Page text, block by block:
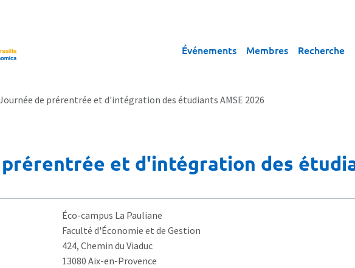
Événements Membres Recherche
de prérentrée et d'intégration des étudiants AMSE 2026
et d'intégration des
Éco-campus La Pauliane
Faculté d'Économie et de Gestion
424, Chemin du Viaduc
13080 Aix-en-Provence